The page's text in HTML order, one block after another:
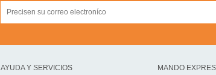
AYUDA Y SERVICIOS MANDO